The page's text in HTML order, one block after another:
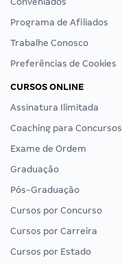
Programa de Afiliados
Trabalhe Conosco
Preferências de Cookies
CURSOS ONLINE
Assinatura Ilimitada
Coaching para Concursos
Exame de Ordem
Graduação
Pós-Graduação
Cursos por Concurso
Cursos por Carreira
Cursos por Estado